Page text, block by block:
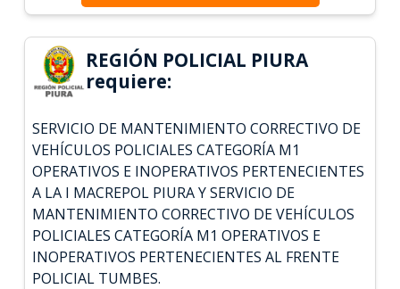
REGIÓN POLICIAL PIURA
requiere:
SERVICIO DE MANTENIMIENTO CORRECTIVO DE
VEHÍCULOS POLICIALES CATEGORÍA M1
OPERATIVOS E INOPERATIVOS PERTENECIENTES
A LA I MACREPOL PIURA Y SERVICIO DE
MANTENIMIENTO CORRECTIVO DE VEHÍCULOS
POLICIALES CATEGORÍA M1 OPERATIVOS E
INOPERATIVOS PERTENECIENTES AL FRENTE
POLICIAL TUMBES.